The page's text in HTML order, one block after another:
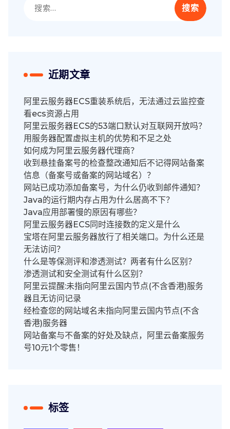
索：
近期文章
阿里云服务器ECS重装系统后，无法通过云监控查
看ecs资源占用
阿里云服务器ECS的53端口默认对互联网开放吗？
用服务器配置虚拟主机的优势和不足之处
如何成为阿里云服务器代理商？
收到悬挂备案号的检查整改通知后不记得网站备案
信息（备案号或备案的网站域名）？
网站已成功添加备案号，为什么仍收到邮件通知？
Java的运行期内存占用为什么居高不下？
Java应用部署慢的原因有哪些？
阿里云服务器ECS同时连接数的定义是什么
宝塔在阿里云服务器放行了相关端口。为什么还是
无法访问？
什么是等保测评和渗透测试？两者有什么区别？
渗透测试和安全测试有什么区别？
阿里云提醒:未指向阿里云国内节点(不含香港)服务
器且无访问记录
经检查您的网站域名未指向阿里云国内节点(不含
香港)服务器
网站备案与不备案的好处及缺点，阿里云备案服务
号10元1个零售！
标签